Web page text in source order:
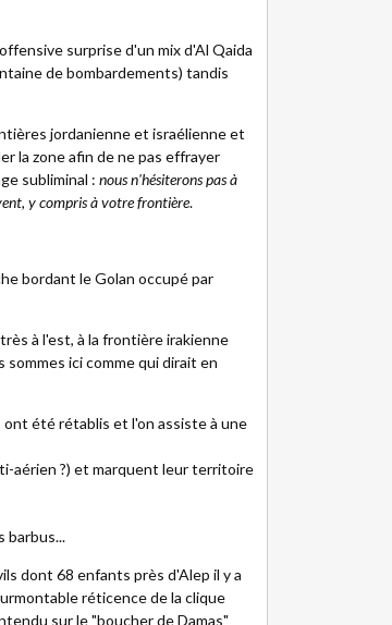
surprise d'un mix d'Al Qaida
de bombardements) tandis
jordanienne et israélienne et
la zone afin de ne pas effrayer
subliminal : nous n'hésiterons pas à
y compris à votre frontière.
bordant le Golan occupé par
très à l'est, à la frontière irakienne
ici comme qui dirait en
été rétablis et l'on assiste à une
aérien ?) et marquent leur territoire
barbus...
dont 68 enfants près d'Alep il y a
réticence de la clique
sur le "boucher de Damas"